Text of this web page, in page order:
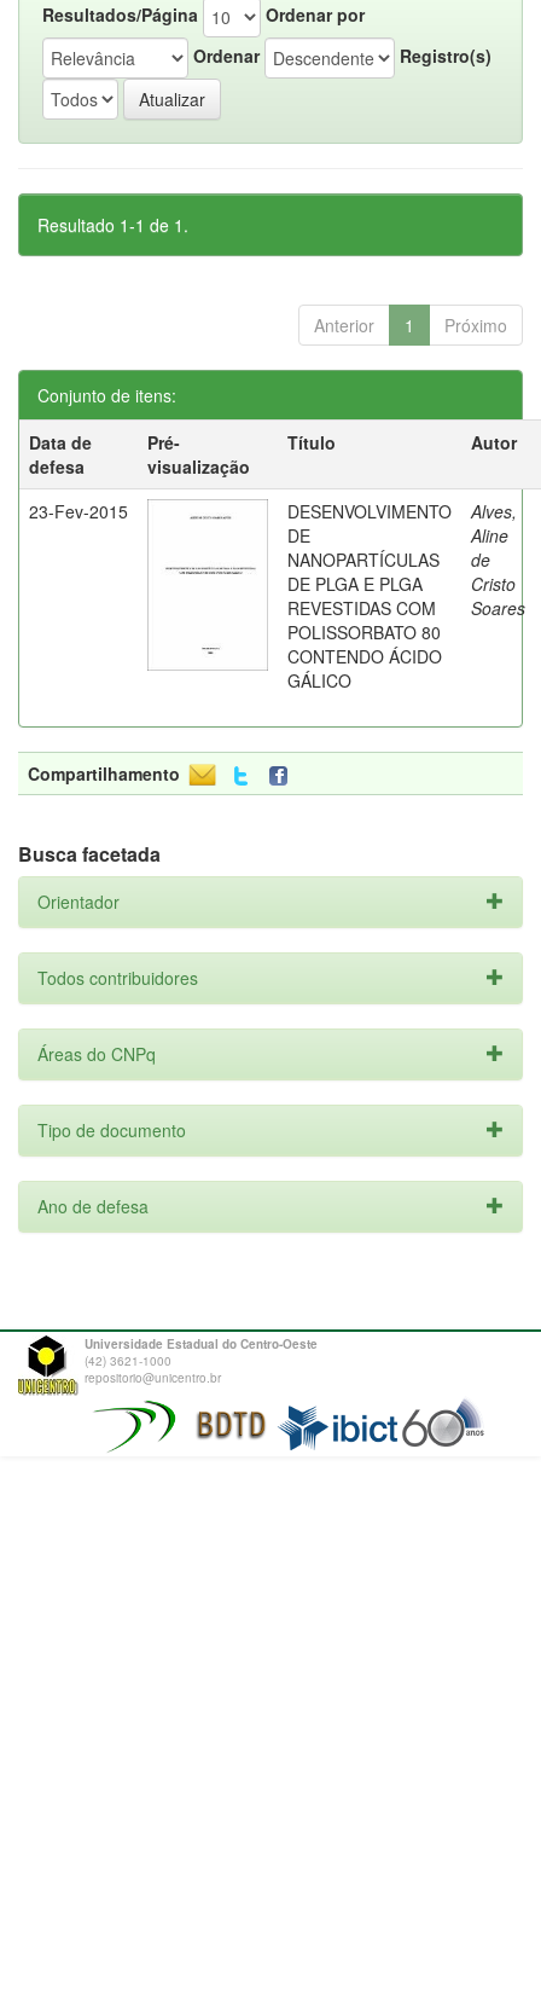
Resultados/Página
Ordenar por
Ordenar
Registro(s)
Resultado 1-1 de 1.
Anterior 1 Próximo
Conjunto de itens:
Data de
defesa
Pré-
visualização
Título Autor
23-Fev-2015
DESENVOLVIMENTO
DE
NANOPARTÍCULAS
DE PLGA E PLGA
REVESTIDAS COM
POLISSORBATO 80
CONTENDO ÁCIDO
GÁLICO
Alves,
Aline
de
Cristo
Soares
Compartilhamento
Busca facetada
Orientador
Todos contribuidores
Áreas do CNPq
Tipo de documento
Ano de defesa
Universidade Estadual do Centro-Oeste
(42) 3621-1000
repositorio@unicentro.br